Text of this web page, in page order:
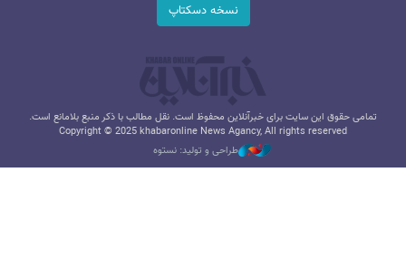
نسخه دسکتاپ
تمامی حقوق این سایت برای خبرآنلاین محفوظ است. نقل مطالب با ذکر منبع بلامانع است.
Copyright © 2025 khabaronline News Agancy, All rights reserved
طراحی و تولید: نستوه